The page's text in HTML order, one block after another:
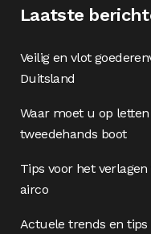
Laatste
Veilig en vlot
Duitsland
Waar moet u op
tweedehands boot
Tips voor het
airco
Actuele trends en